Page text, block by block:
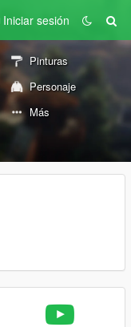
Iniciar sesión
Pinturas
Personaje
Más